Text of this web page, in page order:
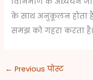
के साथ अनुकूलन होता
समझ को गहरा करता है।
← Previous पोस्ट